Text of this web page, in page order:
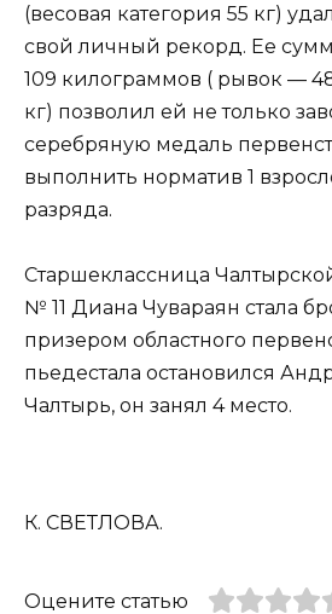
(весовая категория 55 кг)
свой личный рекорд. Ее
109 килограммов ( рывок —
кг) позволил ей не только
серебряную медаль
выполнить норматив 1
разряда.
Старшеклассница
№ 11 Диана Чувараян стала
призером областного
пьедестала остановился
Чалтырь, он занял 4 место.
К. СВЕТЛОВА.
Оцените статью